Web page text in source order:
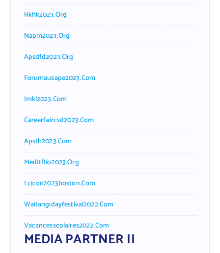
Hkhk2023.org
Napm2023.org
Apsdfd2023.org
Forumausape2023.com
Imkl2023.com
Careerfaircsd2023.com
Apsth2023.com
MedItRio2023.org
Lcicon2023boston.com
Waitangidayfestival2022.com
Vacancesscolaires2022.com
MEDIA PARTNER II